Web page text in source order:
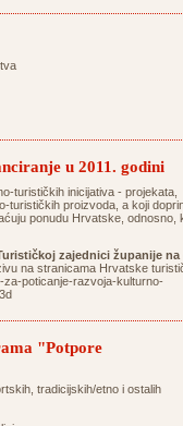
u 2011. godini
turističkih inicijativa - projekata,
turističkih proizvoda, a koji
ponudu Hrvatske, odnosno,
zajednici županije na
na stranicama Hrvatske
poticanje-razvoja-kulturno-
"Potpore
tradicijskih/etno i ostalih